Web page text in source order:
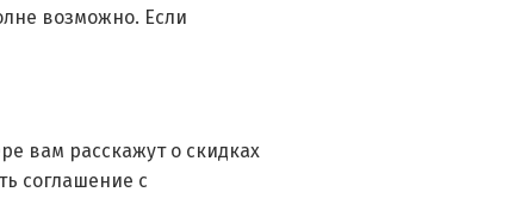
возможно. Если
вам расскажут о скидках
соглашение с